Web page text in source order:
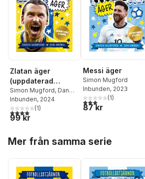
Zlatan äger
(uppdaterad
utgåva)
Simon Mugford, Dan
Green
Inbunden, 2024
4,0utav 5 stjärnor. Totalt antal röster:
(1)
99 kr
Messi äger
Simon Mugford
Inbunden, 2023
3,0utav 5 stjärnor.
(1)
87 kr
Mer från samma serie